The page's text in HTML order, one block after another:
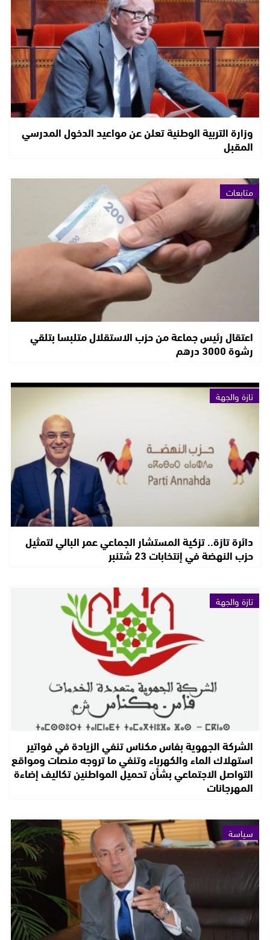
وزارة التربية الوطنية تعلن عن مواعيد الدخول المدرسي
المقبل
متابعات
اعتقال رئيس جماعة من حزب الاستقلال متلبسا بتلقي
رشوة 3000 درهم
تازة والجهة
دائرة تازة.. تزكية المستشار الجماعي عمر البالي لتمثيل
حزب النهضة في إنتخابات 23 شتنبر
تازة والجهة
الشركة الجهوية بفاس مكناس تنفي الزيادة في فواتير
استهلاك الماء والكهرباء وتنفي ما تروجه منصات ومواقع
التواصل الاجتماعي بشأن تحميل المواطنين تكاليف إضاءة
المهرجانات
سياسة